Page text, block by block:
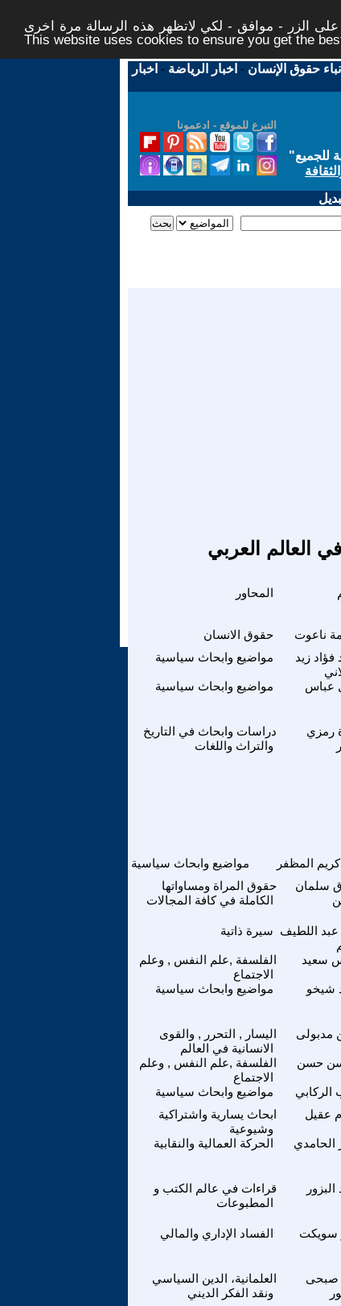
الزر - موافق - لكي لاتظهر هذه الرسالة مرة اخرى -
This website uses cookies to ensure you get the
حقوق الإنسان - اخبار الرياضة - اخبار
التبرع للموقع - ادعمونا
للجميع"
العالم العربي
حقوق الانسان ناعوت
مواضيع وابحاث سياسية
زيد
مواضيع وابحاث سياسية عباس
دراسات وابحاث في التاريخ
والتراث واللغات
رمزي
مواضيع وابحاث سياسية كريم المظفر
حقوق المراة ومساواتها
الكاملة في كافة المجالات
سلمان
سيرة ذاتية عبد اللطيف
الفلسفة ,علم النفس , وعلم
الاجتماع
سعيد
مواضيع وابحاث سياسية شيخو
اليسار , التحرر , والقوى
الانسانية في العالم
مدبولى
الفلسفة ,علم النفس , وعلم
الاجتماع
حسن
مواضيع وابحاث سياسية الركابي
ابحاث يسارية واشتراكية
وشيوعية
عقيل
الحركة العمالية والنقابية الحامدي
قراءات في عالم الكتب و
المطبوعات
الفساد الإداري والمالي سويكت
العلمانية، الدين السياسي
ونقد الفكر الديني
صبحى